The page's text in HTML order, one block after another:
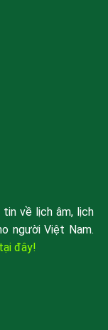
về lịch âm, lịch
người Việt Nam.
tại đây!